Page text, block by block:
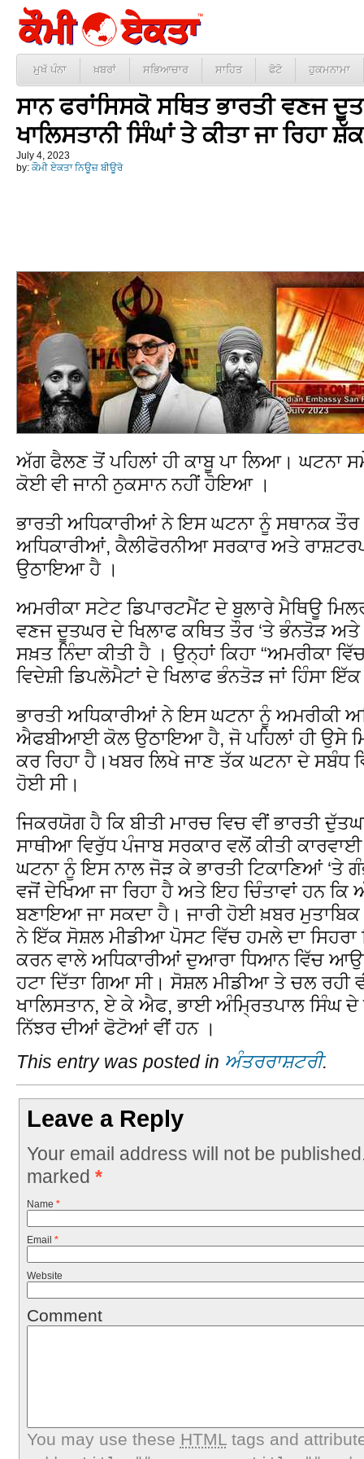
ਮੁਖੱ ਪੰਨਾ ਖ਼ਬਰਾਂ ਸਭਿਆਚਾਰ ਸਾਹਿਤ ਫੋਟੋ ਹੁਕਮਨਾਮਾ
ਸਾਨ ਫਰਾਂਸਿਸਕੋ ਸਥਿਤ ਭਾਰਤੀ ਵਣਜ
ਖਾਲਿਸਤਾਨੀ ਸਿੰਘਾਂ ਤੇ ਕੀਤਾ ਜਾ ਰਿਹਾ ਸ਼ੱਕ
July 4, 2023
by: ਕੌਮੀ ਏਕਤਾ ਨਿਊਜ਼ ਬੀਊਰੋ
ਅੱਗ ਫੈਲਣ ਤੋਂ ਪਹਿਲਾਂ ਹੀ ਕਾਬੂ ਪਾ ਲਿਆ। ਘਟਨਾ
ਕੋਈ ਵੀ ਜਾਨੀ ਨੁਕਸਾਨ ਨਹੀਂ ਹੋਇਆ ।
ਭਾਰਤੀ ਅਧਿਕਾਰੀਆਂ ਨੇ ਇਸ ਘਟਨਾ ਨੂੰ ਸਥਾਨਕ ਤੌਰ
ਅਧਿਕਾਰੀਆਂ, ਕੈਲੀਫੋਰਨੀਆ ਸਰਕਾਰ ਅਤੇ
ਉਠਾਇਆ ਹੈ ।
ਅਮਰੀਕਾ ਸਟੇਟ ਡਿਪਾਰਟਮੈਂਟ ਦੇ ਬੁਲਾਰੇ ਮੈਥਿਊ
ਵਣਜ ਦੂਤਘਰ ਦੇ ਖਿਲਾਫ ਕਥਿਤ ਤੌਰ ‘ਤੇ ਭੰਨਤੋੜ
ਸਖ਼ਤ ਨਿੰਦਾ ਕੀਤੀ ਹੈ । ਉਨ੍ਹਾਂ ਕਿਹਾ “ਅਮਰੀਕਾ
ਵਿਦੇਸ਼ੀ ਡਿਪਲੋਮੈਟਾਂ ਦੇ ਖਿਲਾਫ ਭੰਨਤੋੜ ਜਾਂ ਹਿੰਸਾ
ਭਾਰਤੀ ਅਧਿਕਾਰੀਆਂ ਨੇ ਇਸ ਘਟਨਾ ਨੂੰ ਅਮਰੀਕੀ
ਐਫਬੀਆਈ ਕੋਲ ਉਠਾਇਆ ਹੈ, ਜੋ ਪਹਿਲਾਂ ਹੀ ਉਸੇ
ਕਰ ਰਿਹਾ ਹੈ।ਖਬਰ ਲਿਖੇ ਜਾਣ ਤੱਕ ਘਟਨਾ ਦੇ ਸਬੰਧ
ਹੋਈ ਸੀ।
ਜਿਕਰਯੋਗ ਹੈ ਕਿ ਬੀਤੀ ਮਾਰਚ ਵਿਚ ਵੀਂ ਭਾਰਤੀ
ਸਾਥੀਆ ਵਿਰੁੱਧ ਪੰਜਾਬ ਸਰਕਾਰ ਵਲੋਂ ਕੀਤੀ ਕਾਰਵਾਈ
ਘਟਨਾ ਨੂੰ ਇਸ ਨਾਲ ਜੋੜ ਕੇ ਭਾਰਤੀ ਟਿਕਾਣਿਆਂ ‘ਤੇ
ਵਜੋਂ ਦੇਖਿਆ ਜਾ ਰਿਹਾ ਹੈ ਅਤੇ ਇਹ ਚਿੰਤਾਵਾਂ ਹਨ ਕਿ
ਬਣਾਇਆ ਜਾ ਸਕਦਾ ਹੈ। ਜਾਰੀ ਹੋਈ ਖ਼ਬਰ ਮੁਤਾਬਿਕ
ਨੇ ਇੱਕ ਸੋਸ਼ਲ ਮੀਡੀਆ ਪੋਸਟ ਵਿੱਚ ਹਮਲੇ ਦਾ ਸਿਹਰਾ
ਕਰਨ ਵਾਲੇ ਅਧਿਕਾਰੀਆਂ ਦੁਆਰਾ ਧਿਆਨ ਵਿੱਚ
ਹਟਾ ਦਿੱਤਾ ਗਿਆ ਸੀ। ਸੋਸ਼ਲ ਮੀਡੀਆ ਤੇ ਚਲ ਰਹੀ
ਖਾਲਿਸਤਾਨ, ਏ ਕੇ ਐਫ, ਭਾਈ ਅੰਮ੍ਰਿਤਪਾਲ ਸਿੰਘ
ਨਿੱਝਰ ਦੀਆਂ ਫੋਟੋਆਂ ਵੀਂ ਹਨ ।
This entry was posted in ਅੰਤਰਰਾਸ਼ਟਰੀ.
Leave a Reply
Your email address will not be
marked *
Name *
Email *
Website
Comment
You may use these HTMLtags and